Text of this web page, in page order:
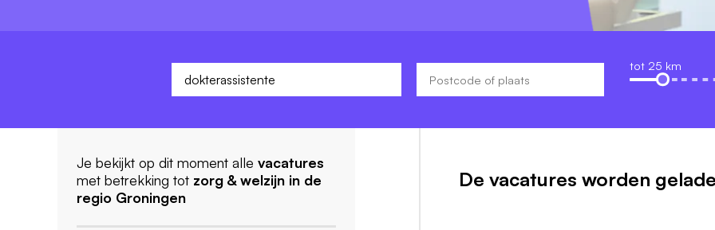
tot 25 km
Je bekijkt op dit moment alle vacatures
met betrekking tot zorg & welzijn in de
regio Groningen
De vacatures worden